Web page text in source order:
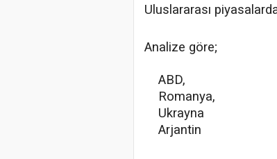
Uluslararası
Analize göre;
ABD,
Romanya,
Ukrayna
Arjantin